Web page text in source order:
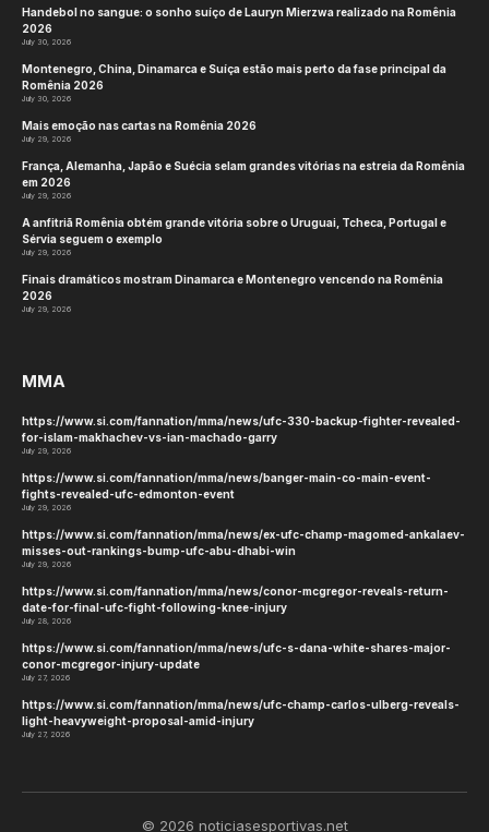
Handebol no sangue: o sonho suíço de Lauryn Mierzwa realizado na Romênia
2026
July 30, 2026
Montenegro, China, Dinamarca e Suíça estão mais perto da fase principal da
Romênia 2026
July 30, 2026
Mais emoção nas cartas na Romênia 2026
July 29, 2026
França, Alemanha, Japão e Suécia selam grandes vitórias na estreia da Romênia
em 2026
July 29, 2026
A anfitriã Romênia obtém grande vitória sobre o Uruguai, Tcheca, Portugal e
Sérvia seguem o exemplo
July 29, 2026
Finais dramáticos mostram Dinamarca e Montenegro vencendo na Romênia
2026
July 29, 2026
MMA
https://www.si.com/fannation/mma/news/ufc-330-backup-fighter-revealed-
for-islam-makhachev-vs-ian-machado-garry
July 29, 2026
https://www.si.com/fannation/mma/news/banger-main-co-main-event-
fights-revealed-ufc-edmonton-event
July 29, 2026
https://www.si.com/fannation/mma/news/ex-ufc-champ-magomed-ankalaev-
misses-out-rankings-bump-ufc-abu-dhabi-win
July 29, 2026
https://www.si.com/fannation/mma/news/conor-mcgregor-reveals-return-
date-for-final-ufc-fight-following-knee-injury
July 28, 2026
https://www.si.com/fannation/mma/news/ufc-s-dana-white-shares-major-
conor-mcgregor-injury-update
July 27, 2026
https://www.si.com/fannation/mma/news/ufc-champ-carlos-ulberg-reveals-
light-heavyweight-proposal-amid-injury
July 27, 2026
© 2026 noticiasesportivas.net